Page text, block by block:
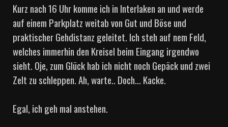
Kurz nach 16 Uhr komme ich in Interlaken an und werde
auf einem Parkplatz weitab von Gut und Böse und
praktischer Gehdistanz geleitet. Ich steh auf nem Feld,
welches immerhin den Kreisel beim Eingang irgendwo
sieht. Oje, zum Glück hab ich nicht noch Gepäck und zwei
Zelt zu schleppen. Ah, warte.. Doch… Kacke.
Egal, ich geh mal anstehen.